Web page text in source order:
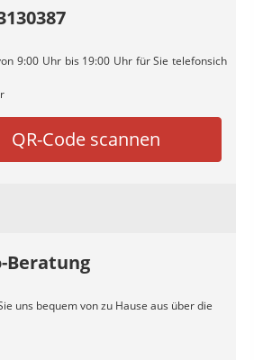
9:00 Uhr bis 19:00 Uhr für Sie telefonsich
QR-Code scannen
Beratung
uns bequem von zu Hause aus über die